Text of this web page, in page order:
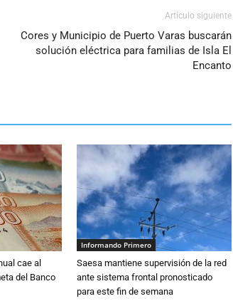
Artículo siguiente
Cores y Municipio de Puerto Varas buscarán
solución eléctrica para familias de Isla El
Encanto
cae al
del Banco
Informando Primero
Saesa mantiene supervisión de la red
ante sistema frontal pronosticado
para este fin de semana